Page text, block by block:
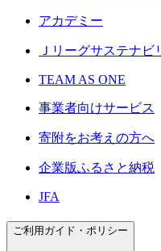
アカデミー
Ｊリーグサステナビ
TEAM AS ONE
事業者向けサービス
寄附をお考えの方へ
企業版ふるさと納税
JFA
ご利用ガイド・ポリシー